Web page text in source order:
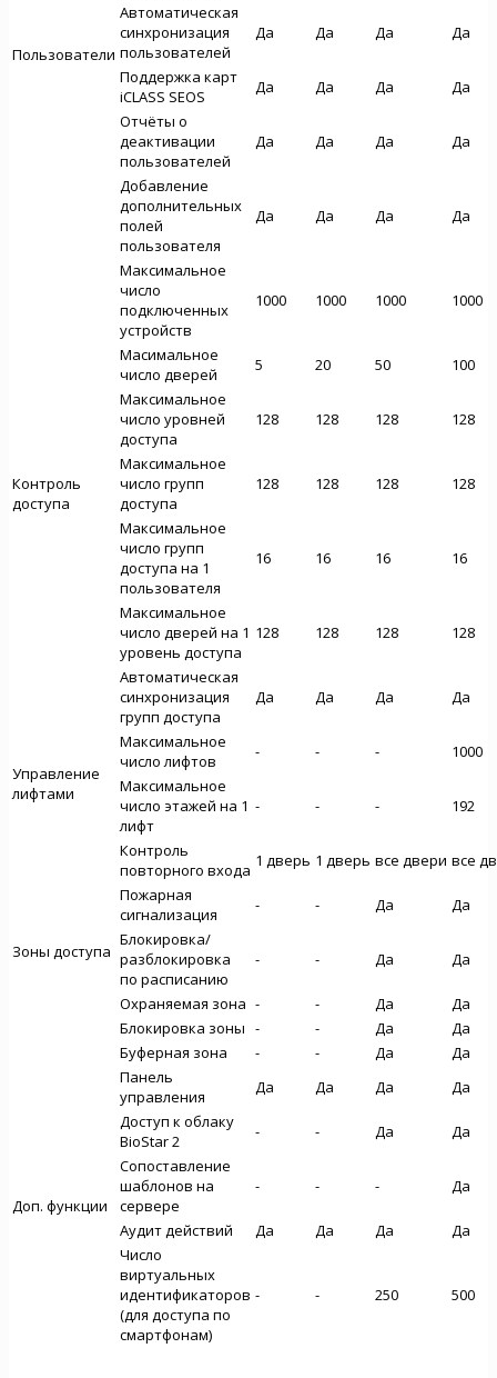
Пользователи
Автоматическая
синхронизация
пользователей
Да Да Да Да
Поддержка карт
iCLASS SEOS
Да Да Да
Да
Отчёты о
деактивации
пользователей
Да Да Да Да
Добавление
дополнительных
полей
пользователя
Да Да Да Да
Контроль
доступа
Максимальное
число
подключенных
устройств
1000 1000 1000 1000
Масимальное
число дверей
5 20 50
100
Максимальное
число уровней
доступа
128 128 128 128
Максимальное
число групп
доступа
128 128 128 128
Максимальное
число групп
доступа на 1
пользователя
16 16 16 16
Максимальное
число дверей на 1
уровень доступа
128 128 128 128
Автоматическая
синхронизация
групп доступа
Да Да Да Да
Управление
лифтами
Максимальное
число лифтов
- - -
1000
Максимальное
число этажей на 1
лифт
- - - 192
Зоны доступа
Контроль
повторного входа 1 дверь 1 дверь все двери все
Пожарная
сигнализация
- - Да
Да
Блокировка/
разблокировка
по расписанию
- - Да Да
Охраняемая зона - - Да
Да
Блокировка зоны - - Да
Да
Буферная зона
- - Да Да
Доп. функции
Панель
управления
Да Да Да
Да
Доступ к облаку
BioStar 2
- - Да
Да
Сопоставление
шаблонов на
сервере
- - - Да
Аудит действий Да Да Да
Да
Число
виртуальных
идентификаторов
(для доступа по
смартфонам)
- - 250 500